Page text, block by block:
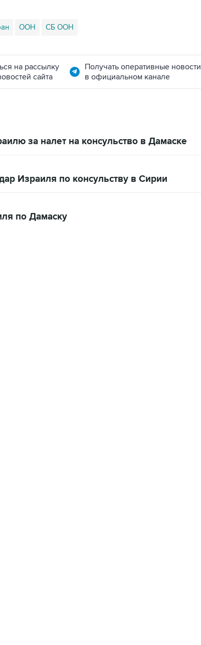
ООН СБ ООН
на рассылку
сайта
Получать оперативные новости
в официальном канале
за налет на консульство в Дамаске
Израиля по консульству в Сирии
по Дамаску